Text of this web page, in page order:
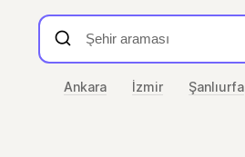
Ankara İzmir Şanlıurfa